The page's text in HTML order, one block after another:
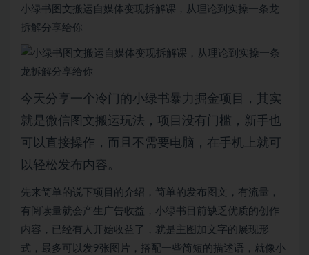
小绿书图文搬运自媒体变现拆解课，从理论到实操一条龙
拆解分享给你
今天分享一个冷门的小绿书暴力掘金项目，其实
就是微信图文搬运玩法，项目没有门槛，新手也
可以直接操作，而且不需要电脑，在手机上就可
以轻松发布内容。
先来简单的说下项目的介绍，简单的发布图文，有流量，
有阅读量就会产生广告收益，小绿书目前缺乏优质的创作
内容，已经有人开始收益了，就是主图加文字的展现形
式，最多可以发9张图片，搭配一些简短的描述语，就像小